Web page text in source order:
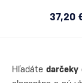
37,20
Hľadáte darčeky